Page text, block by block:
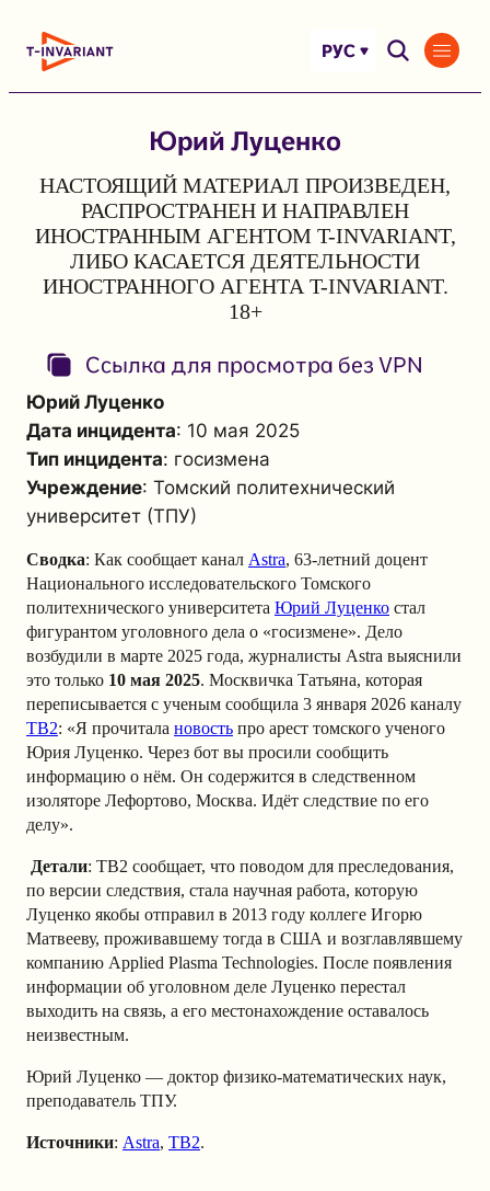
РУС
Юрий Луценко
НАСТОЯЩИЙ МАТЕРИАЛ ПРОИЗВЕДЕН,
РАСПРОСТРАНЕН И НАПРАВЛЕН
ИНОСТРАННЫМ АГЕНТОМ T-INVARIANT,
ЛИБО КАСАЕТСЯ ДЕЯТЕЛЬНОСТИ
ИНОСТРАННОГО АГЕНТА T-INVARIANT.
18+
Ссылка для просмотра без VPN
Юрий Луценко
Дата инцидента: 10 мая 2025
Тип инцидента: госизмена
Учреждение: Томский политехнический
университет (ТПУ)
Сводка: Как сообщает канал Astra, 63-летний доцент
Национального исследовательского Томского
политехнического университета Юрий Луценко стал
фигурантом уголовного дела о «госизмене». Дело
возбудили в марте 2025 года, журналисты Astra выяснили
это только 10 мая 2025. Москвичка Татьяна, которая
переписывается с ученым сообщила 3 января 2026 каналу
TВ2: «Я прочитала новость про арест томского ученого
Юрия Луценко. Через бот вы просили сообщить
информацию о нём. Он содержится в следственном
изоляторе Лефортово, Москва. Идёт следствие по его
делу».
Детали: TВ2 сообщает, что поводом для преследования,
по версии следствия, стала научная работа, которую
Луценко якобы отправил в 2013 году коллеге Игорю
Матвееву, проживавшему тогда в США и возглавлявшему
компанию Applied Plasma Technologies. После появления
информации об уголовном деле Луценко перестал
выходить на связь, а его местонахождение оставалось
неизвестным.
Юрий Луценко — доктор физико-математических наук,
преподаватель ТПУ.
Источники: Astra, TВ2.